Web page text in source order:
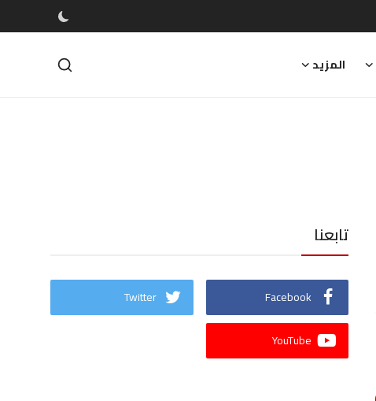
المزيد
تابعنا
Facebook
Twitter
YouTube